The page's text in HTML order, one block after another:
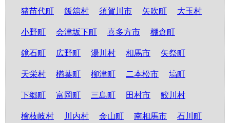
猪苗代町 飯舘村 須賀川市 矢吹町 大玉村
小野町 会津坂下町 喜多方市 棚倉町
鏡石町 広野町 湯川村 相馬市 矢祭町
天栄村 楢葉町 柳津町 二本松市 塙町
下郷町 富岡町 三島町 田村市 鮫川村
檜枝岐村 川内村 金山町 南相馬市 石川町